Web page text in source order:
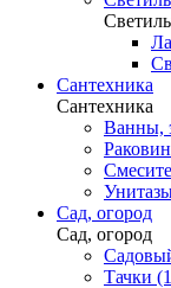
Сантехника
Сантехника
Ванны,
Сад, огород
Сад, огород
Тачки